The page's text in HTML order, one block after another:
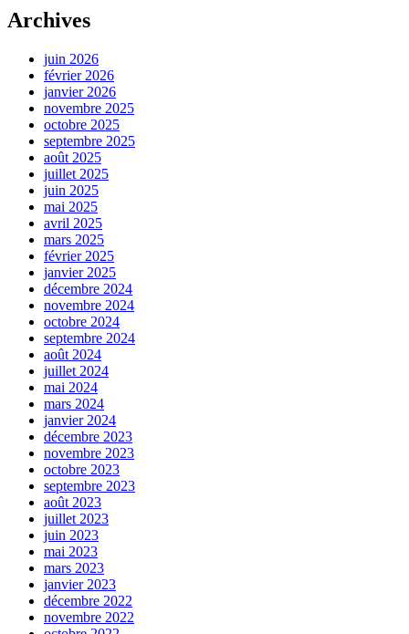
Archives
juin 2026
février 2026
janvier 2026
novembre 2025
octobre 2025
septembre 2025
août 2025
juillet 2025
juin 2025
mai 2025
avril 2025
mars 2025
février 2025
janvier 2025
décembre 2024
novembre 2024
octobre 2024
septembre 2024
août 2024
juillet 2024
mai 2024
mars 2024
janvier 2024
décembre 2023
novembre 2023
octobre 2023
septembre 2023
août 2023
juillet 2023
juin 2023
mai 2023
mars 2023
janvier 2023
décembre 2022
novembre 2022